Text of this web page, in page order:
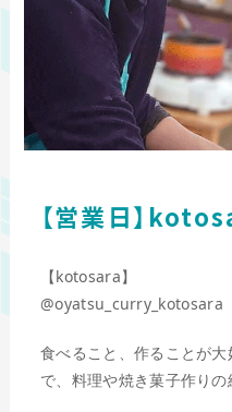
【営業日】
【kotosara】
@oyatsu_curry_kotosara
食べること、作ることが
で、料理や焼き菓子作りの